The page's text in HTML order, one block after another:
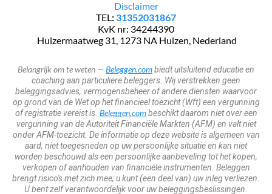
Disclaimer
TEL: 31352031867
KvK nr: 34244390
​​​ Huizermaatweg 31, 1273 NA Huizen, Nederland
Belangrijk om te weten — Beleggen.combiedt uitsluitend educatie en
coaching aan particuliere beleggers. Wij verstrekken geen
beleggingsadvies, vermogensbeheer of andere diensten waarvoor
op grond van de Wet op het financieel toezicht (Wft) een vergunning
of registratie vereist is. Beleggen.combeschikt daarom niet over een
vergunning van de Autoriteit Financiële Markten (AFM) en valt niet
onder AFM-toezicht. De informatie op deze website is algemeen van
aard, niet toegesneden op uw persoonlijke situatie en kan niet
worden beschouwd als een persoonlijke aanbeveling tot het kopen,
verkopen of aanhouden van financiële instrumenten. Beleggen
brengt risico's met zich mee; u kunt (een deel van) uw inleg verliezen.
U bent zelf verantwoordelijk voor uw beleggingsbeslissingen.